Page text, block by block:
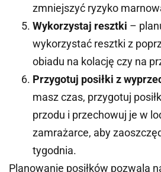
zmniejszyć ryzyko
Wykorzystaj resztki –
wykorzystać resztki z
obiadu na kolację czy na
Przygotuj posiłki z
masz czas, przygotuj
przodu i przechowuj je w
zamrażarce, aby
tygodnia.
Planowanie posiłków pozwala